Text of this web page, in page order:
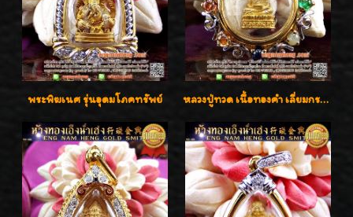
พระพิฆเนศ รุ่นอุดมโภคทรัพย์ หลวงปู่ทวด เนื้อทองคำ เลี่ยมกรอบทองคำประดับเพชรแท้และพลอยนพเก้า น่ารักมากๆค่ะ